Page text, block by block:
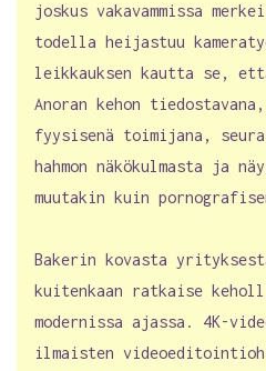
joskus vakavammissa
todella heijastuu
leikkauksen kautta se,
Anoran kehon
fyysisenä toimijana,
hahmon näkökulmasta ja
muutakin kuin
Bakerin kovasta
kuitenkaan ratkaise
modernissa ajassa. 4K-
ilmaisten